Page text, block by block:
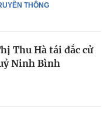
THÔNG
Thu Hà tái đắc cử
Ninh Bình